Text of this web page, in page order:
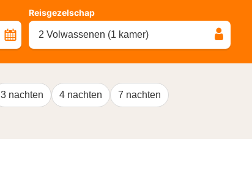
Reisgezelschap
2 Volwassenen (1 kamer)
3 nachten 4 nachten 7 nachten